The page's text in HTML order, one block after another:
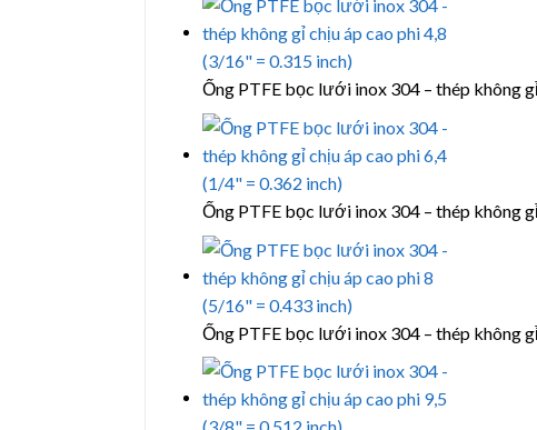
Ống PTFE bọc lưới inox 304 – thép không
Ống PTFE bọc lưới inox 304 – thép không
Ống PTFE bọc lưới inox 304 – thép không